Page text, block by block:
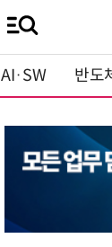
AI·SW 반도체